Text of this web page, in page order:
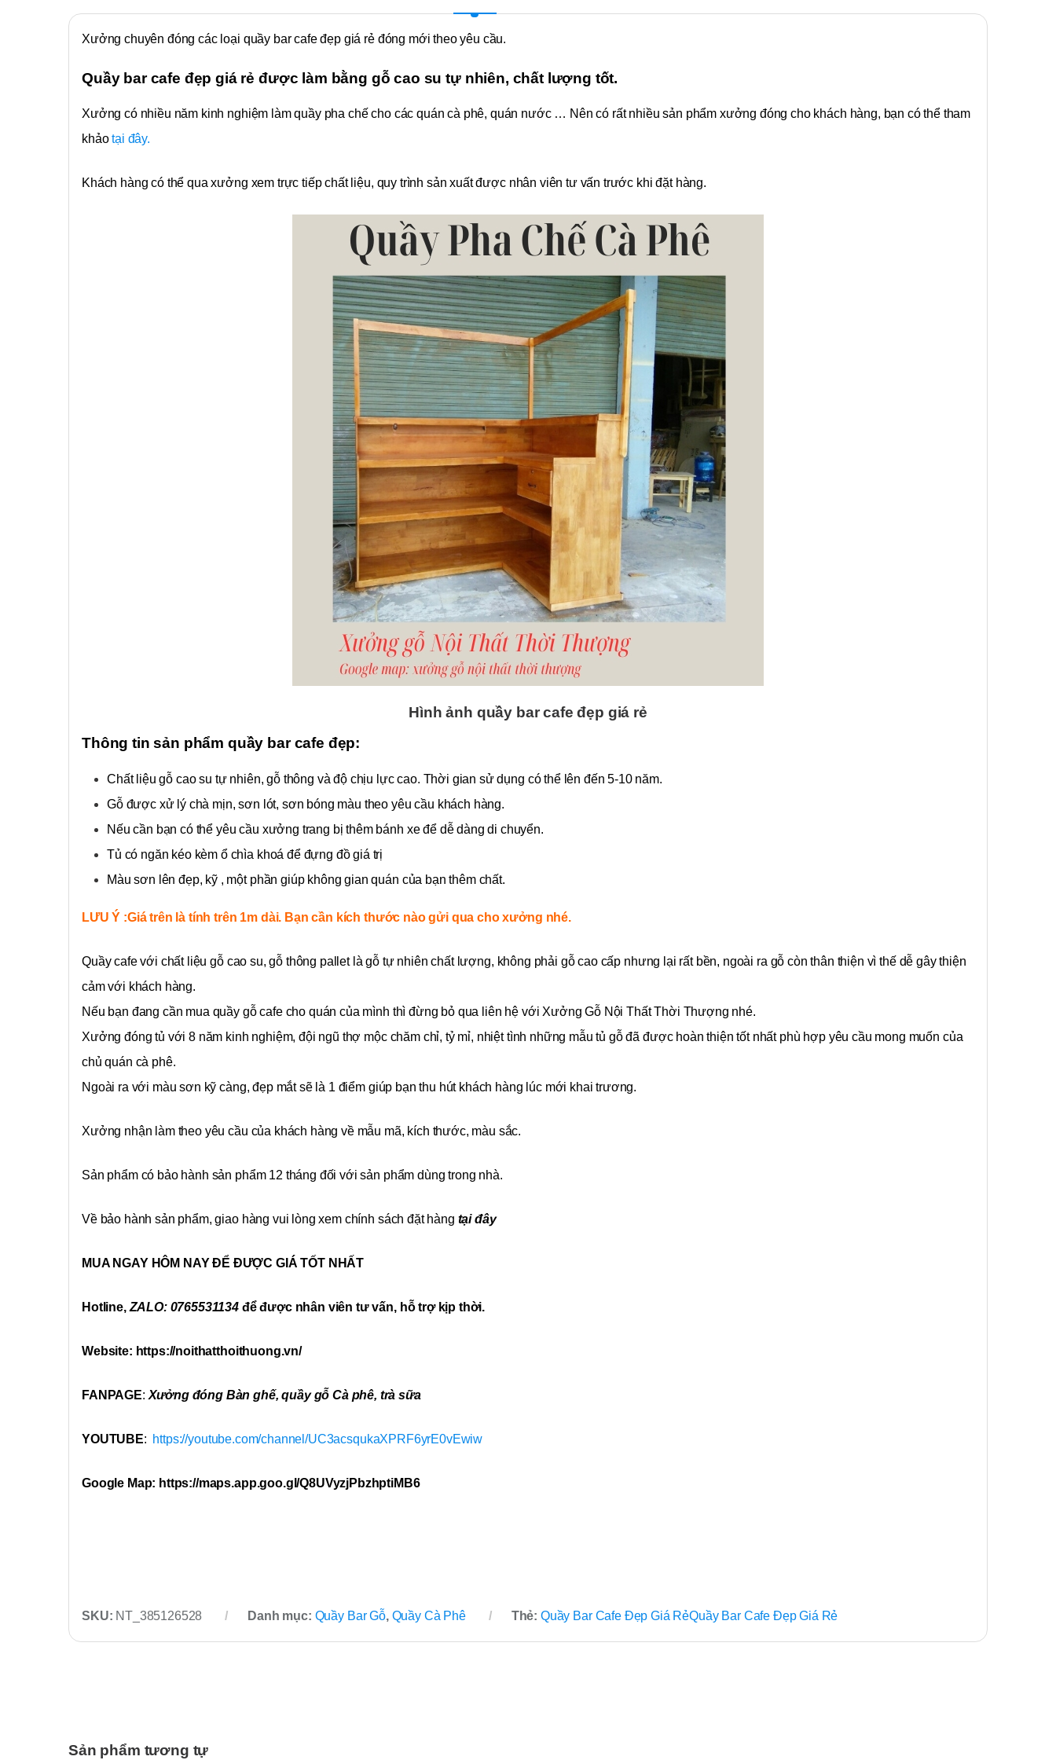
Xưởng chuyên đóng các loại quầy bar cafe đẹp giá rẻ đóng mới theo yêu cầu.
Quầy bar cafe đẹp giá rẻ được làm bằng gỗ cao su tự nhiên, chất lượng tốt.
Xưởng có nhiều năm kinh nghiệm làm quầy pha chế cho các quán cà phê, quán nước … Nên có rất nhiều sản phẩm xưởng đóng cho khách hàng, bạn có thể tham
khảotại đây.
Khách hàng có thể qua xưởng xem trực tiếp chất liệu, quy trình sản xuất được nhân viên tư vấn trước khi đặt hàng.
Hình ảnh quầy bar cafe đẹp giá rẻ
Thông tin sản phẩm quầy bar cafe đẹp:
Chất liệu gỗ cao su tự nhiên, gỗ thông và độ chịu lực cao. Thời gian sử dụng có thể lên đến 5-10 năm.
Gỗ được xử lý chà mịn, sơn lót, sơn bóng màu theo yêu cầu khách hàng.
Nếu cần bạn có thể yêu cầu xưởng trang bị thêm bánh xe để dễ dàng di chuyển.
Tủ có ngăn kéo kèm ổ chìa khoá để đựng đồ giá trị
Màu sơn lên đẹp, kỹ , một phần giúp không gian quán của bạn thêm chất.
LƯU Ý :Giá trên là tính trên 1m dài. Bạn cần kích thước nào gửi qua cho xưởng nhé.
Quầy cafe với chất liệu gỗ cao su, gỗ thông pallet là gỗ tự nhiên chất lượng, không phải gỗ cao cấp nhưng lại rất bền, ngoài ra gỗ còn thân thiện vì thế dễ gây thiện
cảm với khách hàng.
Nếu bạn đang cần mua quầy gỗ cafe cho quán của mình thì đừng bỏ qua liên hệ với Xưởng Gỗ Nội Thất Thời Thượng nhé.
Xưởng đóng tủ với 8 năm kinh nghiệm, đội ngũ thợ mộc chăm chỉ, tỷ mỉ, nhiệt tình những mẫu tủ gỗ đã được hoàn thiện tốt nhất phù hợp yêu cầu mong muốn của
chủ quán cà phê.
Ngoài ra với màu sơn kỹ càng, đẹp mắt sẽ là 1 điểm giúp bạn thu hút khách hàng lúc mới khai trương.
Xưởng nhận làm theo yêu cầu của khách hàng về mẫu mã, kích thước, màu sắc.
Sản phẩm có bảo hành sản phẩm 12 tháng đối với sản phẩm dùng trong nhà.
Về bảo hành sản phẩm, giao hàng vui lòng xem chính sách đặt hàng tại đây
MUA NGAY HÔM NAY ĐỂ ĐƯỢC GIÁ TỐT NHẤT
Hotline, ZALO: 0765531134 để được nhân viên tư vấn, hỗ trợ kịp thời.
Website: https://noithatthoithuong.vn/
FANPAGE: Xưởng đóng Bàn ghế, quầy gỗ Cà phê, trà sữa
YOUTUBE: https://youtube.com/channel/UC3acsqukaXPRF6yrE0vEwiw
Google Map: https://maps.app.goo.gl/Q8UVyzjPbzhptiMB6
SKU: NT_385126528 Danh mục: Quầy Bar Gỗ, Quầy Cà Phê Thẻ: Quầy Bar Cafe Đẹp Giá RẻQuầy Bar Cafe Đẹp Giá Rẻ
Sản phẩm tương tự